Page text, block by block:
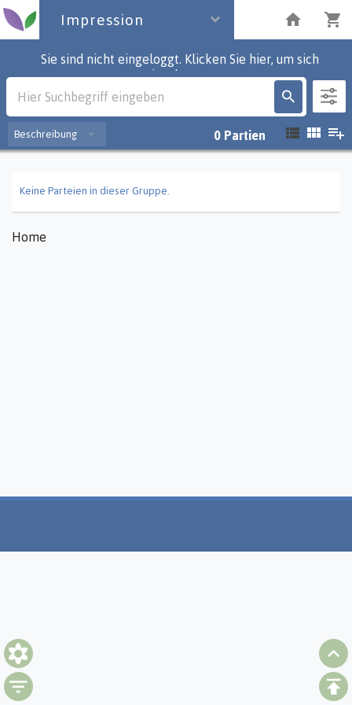
Impression
Sie sind nicht eingeloggt. Klicken Sie hier, um sich
einzuloggen.
Impression
Beschreibung 0 Partien
Keine Parteien in dieser Gruppe.
Home